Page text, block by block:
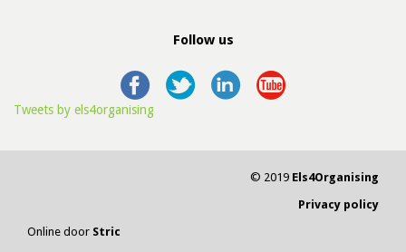
Follow us
Tweets by els4organising
© 2019 Els4Organising
Privacy policy
Online door Stric